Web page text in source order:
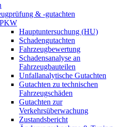
& -gutachten
PKW
Hauptuntersuchung (HU)
Schadengutachten
Fahrzeugbewertung
Schadensanalyse an
Fahrzeugbauteilen
Unfallanalytische Gutachten
Gutachten zu technischen
Fahrzeugschäden
Gutachten zur
Verkehrsüberwachung
Zustandsbericht